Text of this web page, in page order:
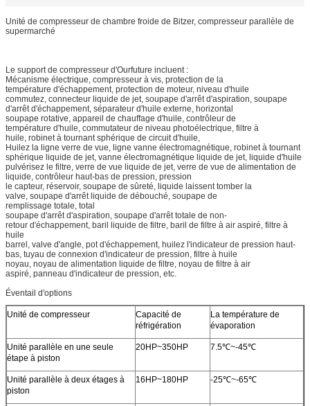
Unité de compresseur de chambre froide de Bitzer, compresseur parallèle de
supermarché
Le support de compresseur d'Ourfuture incluent :
Mécanisme électrique, compresseur à vis, protection de la
température d'échappement, protection de moteur, niveau d'huile
commutez, connecteur liquide de jet, soupape d'arrêt d'aspiration, soupape
d'arrêt d'échappement, séparateur d'huile externe, horizontal
soupape rotative, appareil de chauffage d'huile, contrôleur de
température d'huile, commutateur de niveau photoélectrique, filtre à
huile, robinet à tournant sphérique de circuit d'huile,
Huilez la ligne verre de vue, ligne vanne électromagnétique, robinet à tournant
sphérique liquide de jet, vanne électromagnétique liquide de jet, liquide d'huile
pulvérisez le filtre, verre de vue liquide de jet, verre de vue de alimentation de
liquide, contrôleur haut-bas de pression, pression
le capteur, réservoir, soupape de sûreté, liquide laissent tomber la
valve, soupape d'arrêt liquide de débouché, soupape de
remplissage totale, total
soupape d'arrêt d'aspiration, soupape d'arrêt totale de non-
retour d'échappement, baril liquide de filtre, baril de filtre à air aspiré, filtre à
huile
barrel, valve d'angle, pot d'échappement, huilez l'indicateur de pression haut-
bas, tuyau de connexion d'indicateur de pression, filtre à huile
noyau, noyau de alimentation liquide de filtre, noyau de filtre à air
aspiré, panneau d'indicateur de pression, etc.
Éventail d'options
Unité de compresseur
Capacité de
réfrigération
La température de
évaporation
Unité parallèle en une seule
étape à piston
20HP~350HP 7.5℃~-45℃
Unité parallèle à deux étages à
piston
16HP~180HP -25℃~-65℃